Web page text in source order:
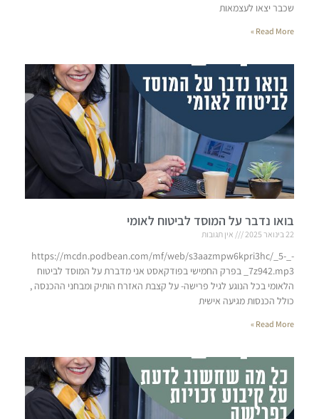
שכבר יצאו לעצמאות
Read More »
בואו נדבר על המוסד לביטוח לאומי
22 בינואר 2025 אין תגובות
https://mcdn.podbean.com/mf/web/s3aazmpw6kpri3hc/_5-_-
_7z942.mp3 בפרק החמישי בפודקאסט אני מדברת על המוסד לביטוח
הלאומי בכל הנוגע לגיל פרישה- על קצבת האזרח הותיק ומבחני ההכנסה ,
כולל הכנסות מגיעה אישית
Read More »